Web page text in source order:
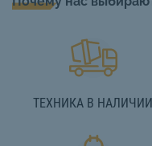
ТЕХНИКА В НАЛИЧИИ